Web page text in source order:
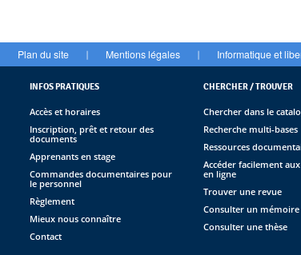
Plan du site | Mentions légales | Informatique et
INFOS PRATIQUES
Accès et horaires
Inscription, prêt et retour des
documents
Apprenants en stage
Commandes documentaires pour
le personnel
Règlement
Mieux nous connaître
Contact
CHERCHER / TROUVER
Chercher dans le
Recherche multi-bases
Ressources
Accéder facilement
en ligne
Trouver une revue
Consulter un mémoire
Consulter une thèse